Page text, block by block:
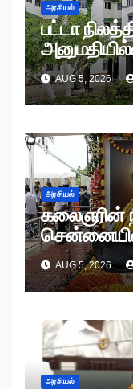
அரசியல்
பட்டா
உத்தரவு!
AUG 5, 2026
அரசியல்
கலைஞரின்
பேரணி!
AUG 5, 2026
அரசியல்